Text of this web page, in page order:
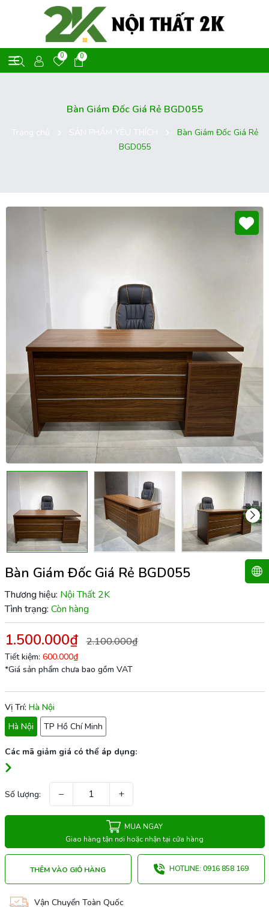
0 0
Bàn Giám Đốc Giá Rẻ BGD055
Bàn Giám Đốc Giá Rẻ
BGD055
Bàn Giám Đốc Giá Rẻ BGD055
Thương hiệu: Nội Thất 2K
Tình trạng: Còn hàng
1.500.000₫ 2.100.000₫
Tiết kiệm: 600.000₫
*Giá sản phẩm chưa bao gồm VAT
Vị Trí: Hà Nội
Hà Nội
TP Hồ Chí Minh
Các mã giảm giá có thể áp dụng:
Số lượng: − +
MUA NGAY
Giao hàng tận nơi hoặc nhận tại cửa hàng
THÊM VÀO GIỎ HÀNG HOTLINE: 0916 858 169
Vận Chuyển Toàn Quốc